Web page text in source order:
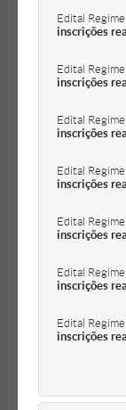
Edital
inscrições
Edital
inscrições
Edital
inscrições
Edital
inscrições
Edital
inscrições
Edital
inscrições
Edital
inscrições